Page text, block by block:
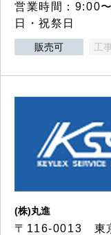
営業時間：9:00
日・祝祭日
販売可 工
(株)丸進
〒116-0013 東